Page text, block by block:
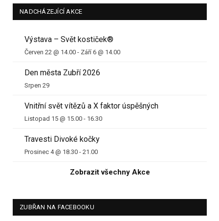
NADCHÁZEJÍCÍ AKCE
Výstava – Svět kostiček®
Červen 22 @ 14.00 - Září 6 @ 14.00
Den města Zubří 2026
Srpen 29
Vnitřní svět vítězů a X faktor úspěšných
Listopad 15 @ 15.00 - 16.30
Travesti Divoké kočky
Prosinec 4 @ 18.30 - 21.00
Zobrazit všechny Akce
ZUBŘAN NA FACEBOOKU